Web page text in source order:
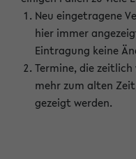
Neu eingetragene
hier immer
Eintragung keine
Termine, die
mehr zum alten
gezeigt werden.